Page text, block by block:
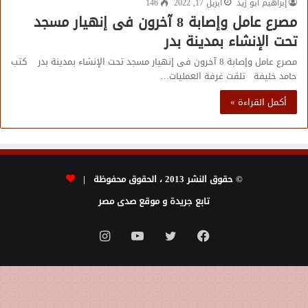
مصرع عامل وإصابة 8 آخرون فى إنهيار مسجد
تحت الإنشاء بمدينة بدر
مصرع عامل وإصابة 8 آخرون فى إنهيار مسجد تحت الإنشاء بمدينة بدر كتب
حامد خليفة تلقت غرفة العمليات…
أكمل القراءة »
© حقوق النشر 2013 ، الحقوق محفوظة |
تابع جريدة و موقع صدى مصر
فيسبوك تويتر يوتيوبانستقرام